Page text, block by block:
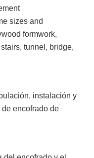
sizes and
formwork,
tunnel, bridge,
instalación y
encofrado de